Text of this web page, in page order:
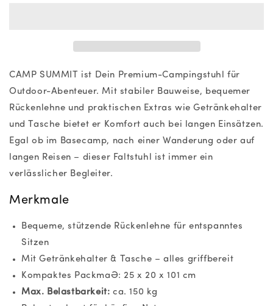
CAMP SUMMIT ist Dein Premium-Campingstuhl für
Outdoor-Abenteuer. Mit stabiler Bauweise, bequemer
Rückenlehne und praktischen Extras wie Getränkehalter
und Tasche bietet er Komfort auch bei langen Einsätzen.
Egal ob im Basecamp, nach einer Wanderung oder auf
langen Reisen – dieser Faltstuhl ist immer ein
verlässlicher Begleiter.
Merkmale
Bequeme, stützende Rückenlehne für entspanntes
Sitzen
Mit Getränkehalter & Tasche – alles griffbereit
Kompaktes Packmaß: 25 x 20 x 101 cm
Max. Belastbarkeit: ca. 150 kg